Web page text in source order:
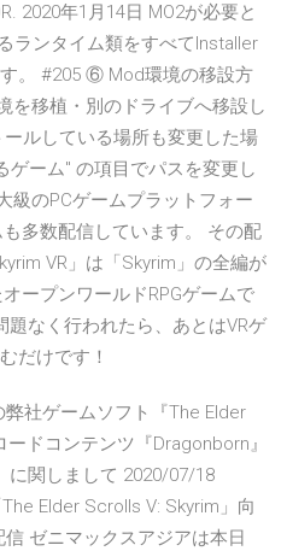
2020年1月14日 MO2が必要と
ランタイム類をすべてInstaller
。 #205 ⑥ Mod環境の移設方
を移植・別のドライブへ移設し
ルしている場所も変更した場
ゲーム" の項目でパスを変更し
級のPCゲームプラットフォー
多数配信しています。 その配
VR」は「Skyrim」の全編が
ープンワールドRPGゲームで
なく行われたら、あとはVRゲ
だけです！
社ゲームソフト『The Elder
ドコンテンツ『Dragonborn』
に関しまして 2020/07/18
Elder Scrolls V: Skyrim」向
ゼニマックスアジアは本日